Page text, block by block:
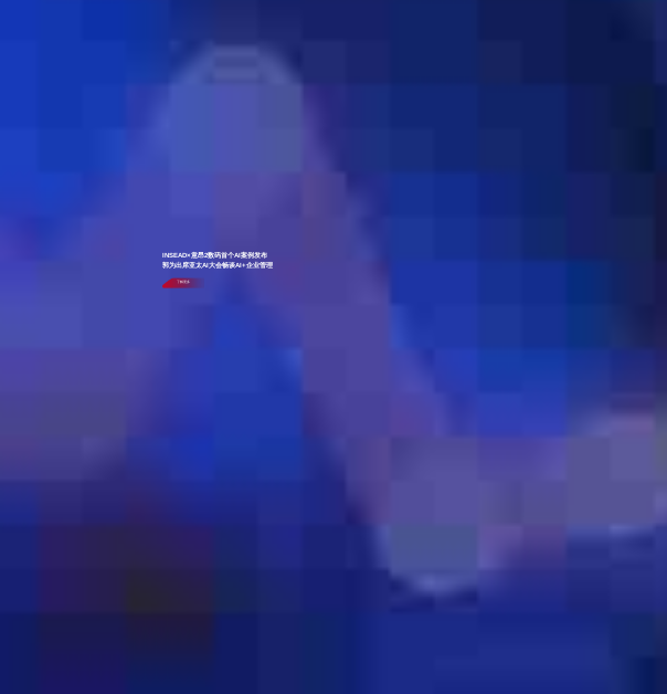
INSEAD×意昂2数码首个AI案例发布
郭为出席亚太AI大会畅谈AI+企业管理
了解更多